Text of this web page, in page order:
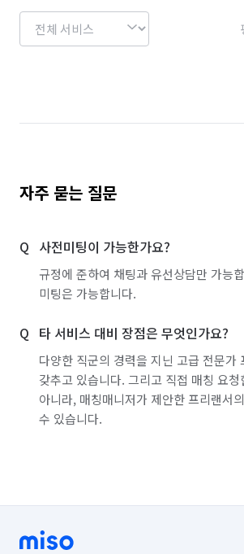
자주 묻는 질문
사전미팅이 가능한가요?
규정에 준하여 채팅과 유선상담만 가능
미팅은 가능합니다.
타 서비스 대비 장점은 무엇인가요?
다양한 직군의 경력을 지닌 고급 전문가
갖추고 있습니다. 그리고 직접 매칭 요청
아니라, 매칭매니저가 제안한 프리랜서
수 있습니다.